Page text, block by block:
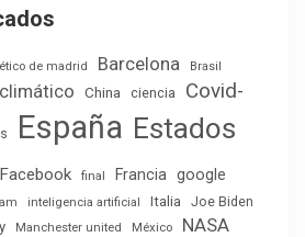
de madrid Barcelona
Brasil
China ciencia
Covid-
España Estados
Facebook final Francia google
inteligencia artificial Italia Joe Biden
Manchester united México NASA